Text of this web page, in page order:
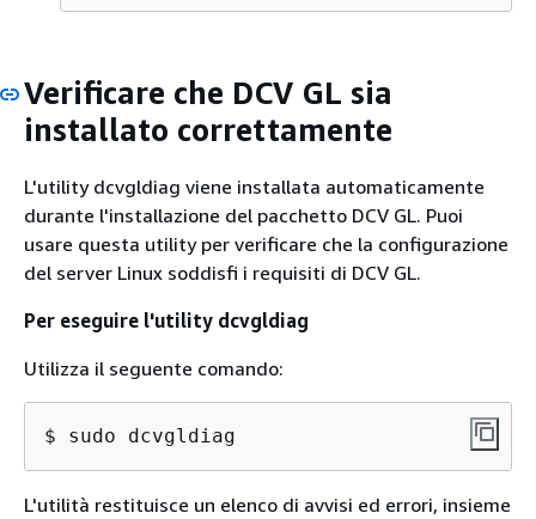
Verificare che DCV GL sia
installato correttamente
L'utility dcvgldiag viene installata automaticamente
durante l'installazione del pacchetto DCV GL. Puoi
usare questa utility per verificare che la configurazione
del server Linux soddisfi i requisiti di DCV GL.
Per eseguire l'utility dcvgldiag
Utilizza il seguente comando:
$ sudo dcvgldiag
L'utilità restituisce un elenco di avvisi ed errori, insieme